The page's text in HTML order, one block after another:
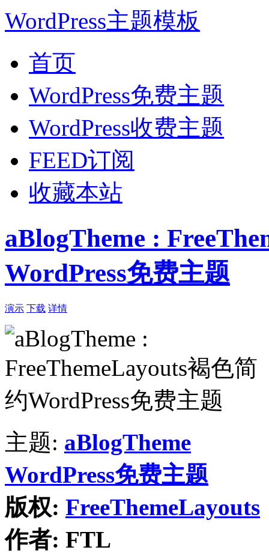
WordPress主题模板
首页
WordPress免费主题
WordPress收费主题
FEED订阅
收藏本站
aBlogTheme :
WordPress免费主题
演示 下载 详情
主题: aBlogTheme
WordPress免费主题
版权: FreeThemeLayouts
作者: FTL